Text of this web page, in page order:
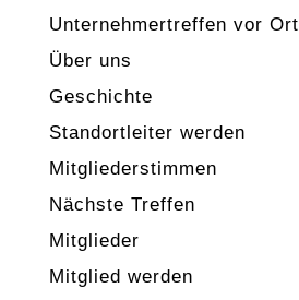
Unternehmertreffen vor Ort
Über uns
Geschichte
Standortleiter werden
Mitgliederstimmen
Nächste Treffen
Mitglieder
Mitglied werden